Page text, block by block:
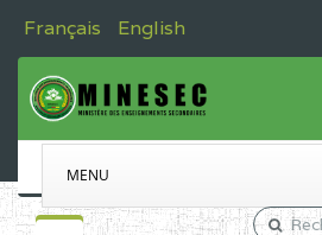
Français English
MENU